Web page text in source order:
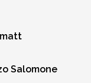
Salomone